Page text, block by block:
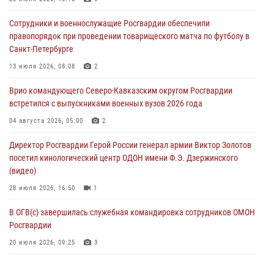
В Грозном военнослужащие Росгвардии присоединились к
всероссийской донорской акции «От сердца к сердцу»
06 августа 2026, 06:30
незаконном обороте наркотиков
06 августа 2026, 06:15
добычу биоресурсов
Сотрудники и военнослужащие Росгвардии обеспечили
правопорядок при проведении товарищеского матча по футболу в
Санкт-Петербурге
13 июля 2026, 08:08 2
Врио командующего Северо-Кавказским округом Росгвардии
встретился с выпускниками военных вузов 2026 года
04 августа 2026, 05:00 2
Директор Росгвардии Герой России генерал армии Виктор Золотов
посетил кинологический центр ОДОН имени Ф.Э. Дзержинского
(видео)
28 июля 2026, 16:50 1
В ОГВ(с) завершилась служебная командировка сотрудников ОМОН
Росгвардии
20 июля 2026, 09:25 3